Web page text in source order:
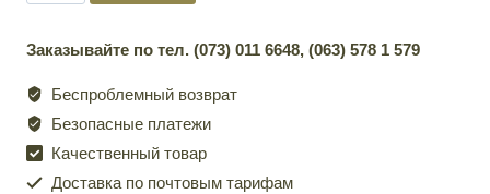
Columbia
Заказывайте по тел. (073) 011 6648, (063) 578 1 579
Беспроблемный возврат
Безопасные платежи
Качественный товар
Доставка по почтовым тарифам